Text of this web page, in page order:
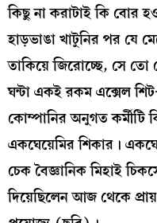
কিছু না করাটাই কি বোর
হাড়ভাঙা খাটুনির পর যে
তাকিয়ে জিরোচ্ছে, সে
ঘন্টা একই রকম এক্সেল
কোম্পানির অনুগত কর্মীটি
একঘেয়েমির শিকার।
চেক বৈজ্ঞানিক মিহাই
দিয়েছিলেন আজ থেকে